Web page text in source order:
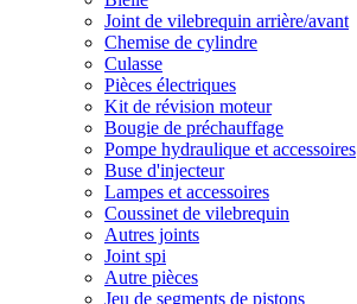
Joint de vilebrequin arrière/avant
Chemise de cylindre
Culasse
Pièces électriques
Kit de révision moteur
Bougie de préchauffage
Pompe hydraulique et accessoires
Buse d'injecteur
Lampes et accessoires
Coussinet de vilebrequin
Autres joints
Joint spi
Autre pièces
Jeu de segments de pistons